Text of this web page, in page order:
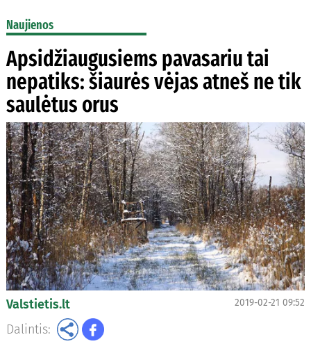
Naujienos
Apsidžiaugusiems pavasariu tai
nepatiks: šiaurės vėjas atneš ne tik
saulėtus orus
Valstietis.lt 2019-02-21 09:52
Dalintis: